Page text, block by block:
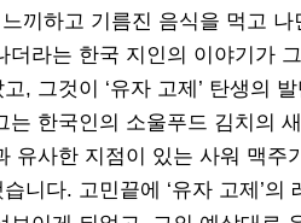
끼하고 기름진 음식을 먹고 나
더라는 한국 지인의 이야기가
, 그것이 ‘유자 고제’ 탄생의 발
는 한국인의 소울푸드 김치의
유사한 지점이 있는 사워 맥주
니다. 고민끝에 ‘유자 고제’의